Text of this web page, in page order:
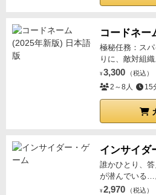
コードネー
極秘任務：ス
りに、敵対組
¥ 3,300 （税込）
2～8人 15
インサイダ
誰かひとり、
が潜んでいる…
¥ 2,970 （税込）